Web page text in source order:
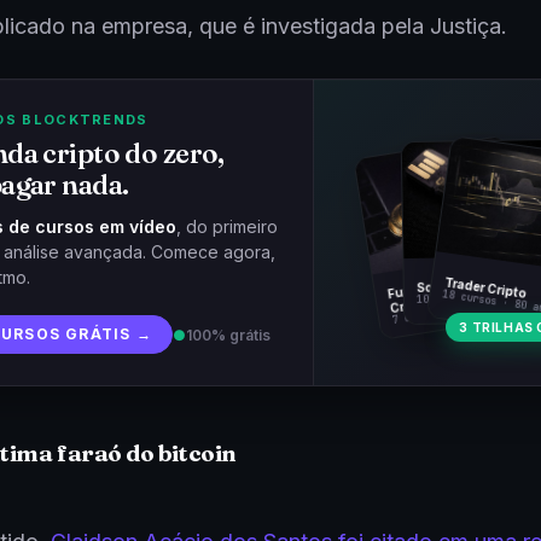
na empresa, que é investigada pela Justiça.
BLOCKTRENDS
cripto do zero,
nada.
de cursos em vídeo , do primeiro
avançada. Comece agora,
GRÁTIS → ●100% grátis
Fundamentos
Cripto
7 cursos · 31 aulas
Trader Cripto
18 cursos · 80
Soberania Bitcoin
10 cursos · 44 aulas
3 TRILHAS
faraó do bitcoin